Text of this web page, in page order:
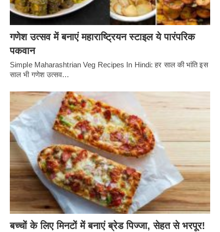
गणेश उत्सव में बनाएं महाराष्ट्रियन स्टाइल ये पारंपरिक
पकवान
Simple Maharashtrian Veg Recipes In Hindi: हर साल की भांति इस
साल भी गणेश उत्सव…
बच्चों के लिए मिनटों में बनाएं ब्रेड पिज्जा, सेहत से भरपूर!